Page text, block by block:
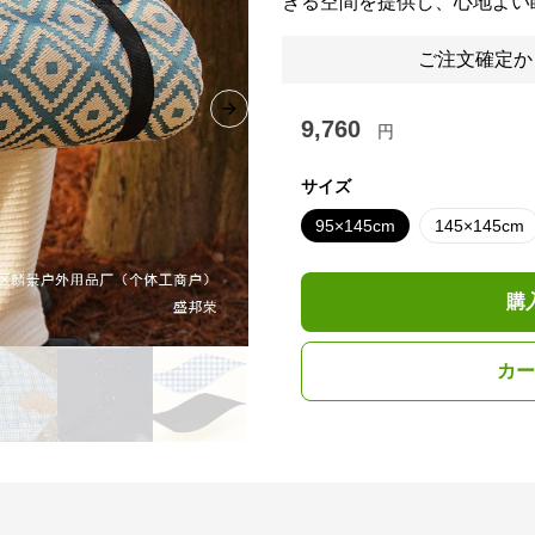
Next slide
ご注文確定
9,760 円
サイズ
95×145cm 145×145cm
購
カ